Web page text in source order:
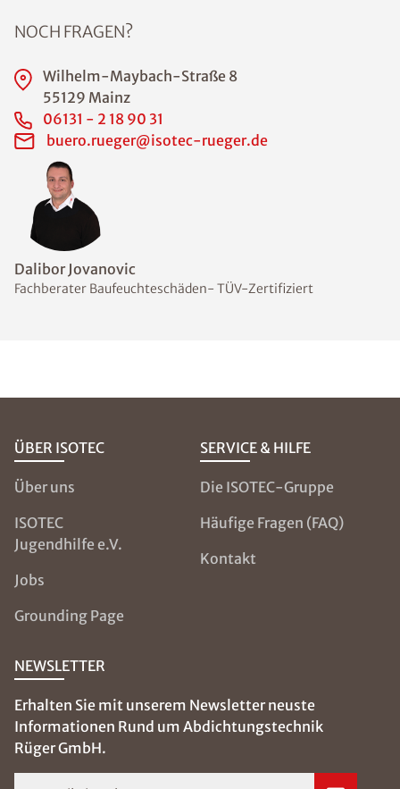
Dalibor Jovanovic
Fachberater Baufeuchteschäden- TÜV-Zertifiziert
NOCH FRAGEN?
Wilhelm-Maybach-Straße 8
55129 Mainz
06131 - 2 18 90 31
buero.rueger@isotec-rueger.de
ÜBER ISOTEC
Über uns
ISOTEC
Jugendhilfe e.V.
Jobs
Grounding Page
SERVICE & HILFE
Die ISOTEC-Gruppe
Häufige Fragen (FAQ)
Kontakt
NEWSLETTER
Erhalten Sie mit unserem Newsletter neuste
Informationen Rund um Abdichtungstechnik
Rüger GmbH.